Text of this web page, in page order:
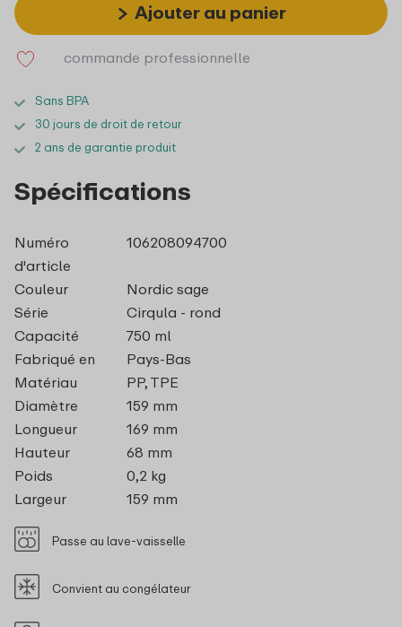
Ajouter au panier
commande professionnelle
Sans BPA
30 jours de droit de retour
2 ans de garantie produit
Spécifications
Numéro
d'article
106208094700
Couleur
Nordic sage
Série
Cirqula - rond
Capacité
750 ml
Fabriqué en
Pays-Bas
Matériau
PP, TPE
Diamètre
159 mm
Longueur
169 mm
Hauteur
68 mm
Poids
0,2 kg
Largeur
159 mm
Passe au lave-vaisselle
Convient au congélateur